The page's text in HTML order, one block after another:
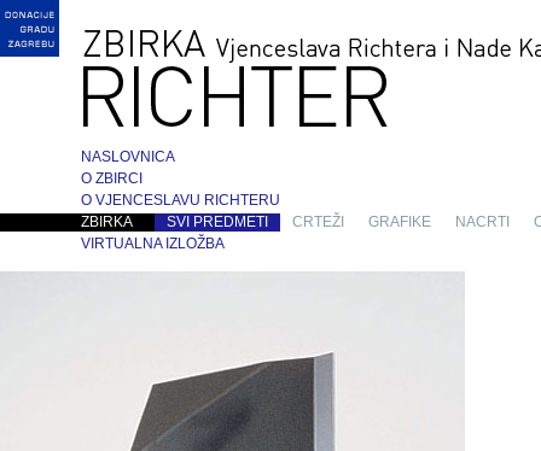
NASLOVNICA
O ZBIRCI
O VJENCESLAVU RICHTERU
ZBIRKA
SVI PREDMETI CRTEŽI GRAFIKE NACRTI
VIRTUALNA IZLOŽBA